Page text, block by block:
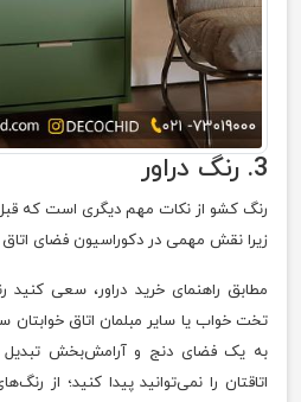
3. رنگ دراور
رنگ کشو از نکات مهم دیگری است که قبل
زیرا نقش مهمی در دکوراسیون فضای اتاق
مطابق راهنمای خرید دراور، سعی
تخت خواب یا سایر مبلمان اتاق خوابتان
به یک فضای دنج و آرامش‌بخش
اتاقتان را نمی‌توانید پیدا کنید؛ از